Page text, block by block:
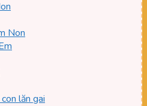
Non
lăn gai